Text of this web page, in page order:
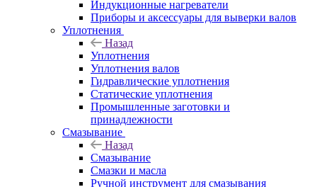
Индукционные нагреватели
Приборы и аксессуары для выверки валов
Уплотнения
Назад
Уплотнения
Уплотнения валов
Гидравлические уплотнения
Статические уплотнения
Промышленные заготовки и
принадлежности
Смазывание
Назад
Смазывание
Смазки и масла
Ручной инструмент для смазывания